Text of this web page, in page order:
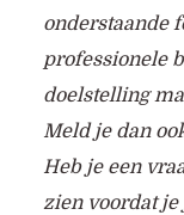
onderstaande
professionele
doelstelling
Meld je dan
Heb je een
zien voordat je